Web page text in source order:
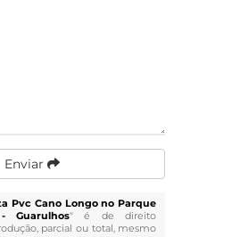
Enviar
Pvc Cano Longo no Parque
Guarulhos" é de direito
parcial ou total, mesmo